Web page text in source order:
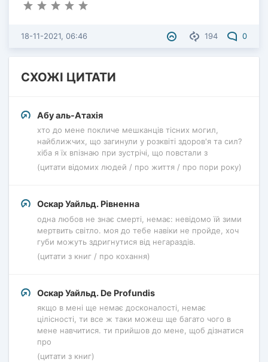
194 0
18-11-2021, 06:46
СХОЖІ ЦИТАТИ
Абу аль-Атахія
хто до мене покличе мешканців тісних могил,
найближчих, що загинули у розквіті здоров'я та сил?
хіба я їх впізнаю при зустрічі, що повстали з
(цитати відомих людей / про життя / про пори року)
Оскар Уайльд. Рівненна
одна любов не знає смерті, немає: невідомо їй зими
мертвить світло. моя до тебе навіки не пройде, хоч
губи можуть здригнутися від негараздів.
(цитати з книг / про кохання)
Оскар Уайльд. De Profundis
якщо в мені ще немає досконалості, немає
цілісності, ти все ж таки можеш ще багато чого в
мене навчитися. ти прийшов до мене, щоб дізнатися
про
(цитати з книг)